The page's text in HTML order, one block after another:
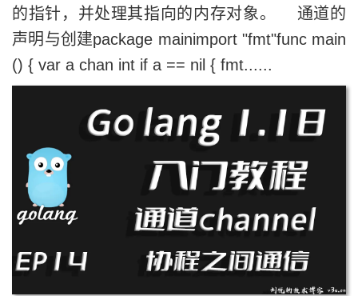
的指针，并处理其指向的内存对象。 通道的
声明与创建package mainimport "fmt"func main
() { var a chan int if a == nil { fmt......